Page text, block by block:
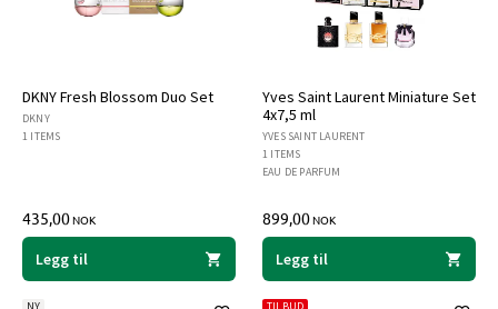
DKNY Fresh Blossom Duo Set
DKNY
1 ITEMS
435,00NOK
Legg til
Yves Saint Laurent Miniature Set
4x7,5 ml
YVES SAINT LAURENT
1 ITEMS
EAU DE PARFUM
899,00NOK
Legg til